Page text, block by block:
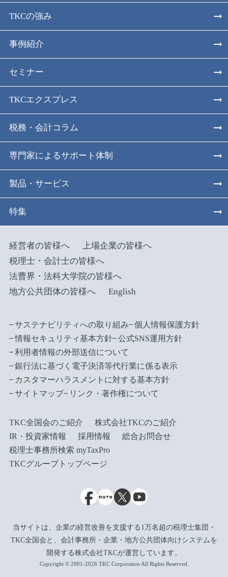
TKCの強み
事例紹介
セミナー
TKCエクスプレス
税務・会計コラム
専門家によるサポート体制
製品・サービス
特集
経営者の皆様へ
上場企業の皆様へ
税理士・会計士の皆様へ
法曹界・法科大学院の皆様へ
地方公共団体の皆様へ
English
サステナビリティへの取り組み
個人情報保護方針
情報セキュリティ基本方針
公式SNS運用方針
利用者情報の外部送信について
銀行法に基づく電子決済等代行業に係る表示
カスタマーハラスメントに対する基本方針
サイトマップ
リンク・著作権について
TKC全国会のご紹介
株式会社TKCのご紹介
IR・投資家情報
採用情報
総合お問合せ
税理士事務所検索 myTaxPro
TKCグループトップページ
当サイトは、企業の経営改善を支援する1万名超の税理士集団・
TKC全国会と、会計事務所・企業・地方公共団体向けシステムを
開発する株式会社TKCが運営しています。
Copyright © 2001-2026 TKC Corporation All Rights Reserved.